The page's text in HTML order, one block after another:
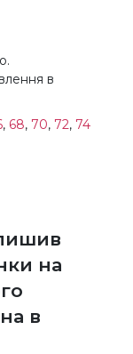
в
, 68, 70, 72, 74
на
в